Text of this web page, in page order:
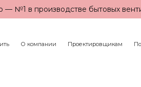
— №1 в производстве бытовых
О компании Проектировщикам